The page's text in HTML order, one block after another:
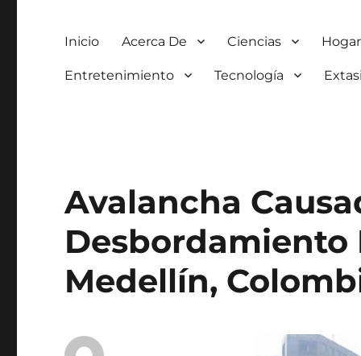
Inicio Acerca De Ciencias
Entretenimiento Tecnología
Avalancha
Desbordamiento
Medellín,